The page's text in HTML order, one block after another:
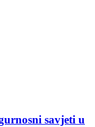
savjeti u